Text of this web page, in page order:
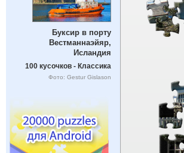
Буксир в порту
Вестманнаэйяр,
Исландия
100 кусочков - Классика
Фото: Gestur Gislason